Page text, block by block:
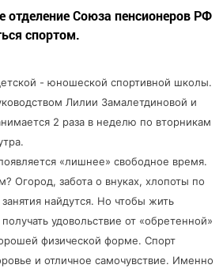
отделение Союза пенсионеров РФ
спортом.
- юношеской спортивной школы.
Лилии Замалетдиновой и
2 раза в неделю по вторникам
«лишнее» свободное время.
Огород, забота о внуках, хлопоты по
найдутся. Но чтобы жить
удовольствие от «обретенной»
физической форме. Спорт
и отличное самочувствие. Именно